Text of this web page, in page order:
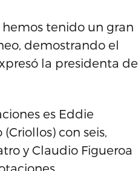
hemos tenido un gran
demostrando el
la presidenta de
es Eddie
con seis,
y Claudio Figueroa